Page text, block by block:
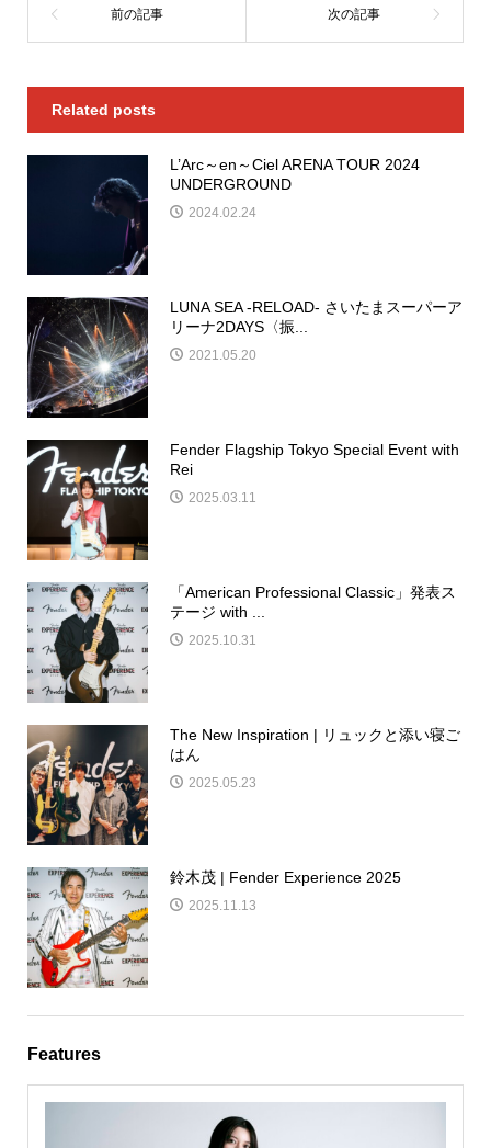
Related posts
L’Arc～en～Ciel ARENA TOUR 2024
UNDERGROUND
2024.02.24
LUNA SEA -RELOAD- さいたまスーパーア
リーナ2DAYS〈振...
2021.05.20
Fender Flagship Tokyo Special Event with
Rei
2025.03.11
「American Professional Classic」発表ス
テージ with ...
2025.10.31
The New Inspiration | リュックと添い寝ご
はん
2025.05.23
鈴木茂 | Fender Experience 2025
2025.11.13
Features